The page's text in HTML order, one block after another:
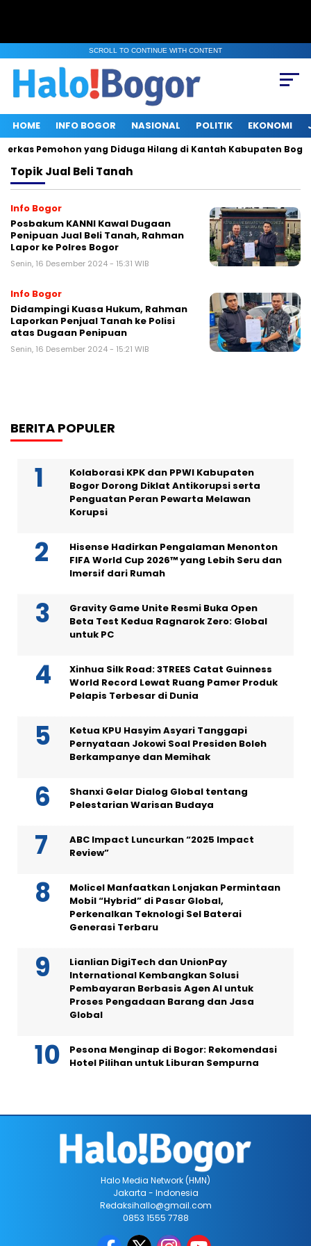
SCROLL TO CONTINUE WITH CONTENT
HOME INFO BOGOR NASIONAL POLITIK EKONOMI
Pemohon yang Diduga Hilang di Kantah Kabupaten Bogor I
TopikJual Beli Tanah
Info Bogor
Posbakum KANNI Kawal Dugaan
Penipuan Jual Beli Tanah, Rahman
Lapor ke Polres Bogor
Senin, 16 Desember 2024 - 15:31 WIB
Info Bogor
Didampingi Kuasa Hukum, Rahman
Laporkan Penjual Tanah ke Polisi
atas Dugaan Penipuan
Senin, 16 Desember 2024 - 15:21 WIB
BERITA POPULER
Kolaborasi KPK dan PPWI Kabupaten
Bogor Dorong Diklat Antikorupsi serta
Penguatan Peran Pewarta Melawan
Korupsi
Hisense Hadirkan Pengalaman Menonton
FIFA World Cup 2026™ yang Lebih Seru dan
Imersif dari Rumah
Gravity Game Unite Resmi Buka Open
Beta Test Kedua Ragnarok Zero: Global
untuk PC
Xinhua Silk Road: 3TREES Catat Guinness
World Record Lewat Ruang Pamer Produk
Pelapis Terbesar di Dunia
Ketua KPU Hasyim Asyari Tanggapi
Pernyataan Jokowi Soal Presiden Boleh
Berkampanye dan Memihak
Shanxi Gelar Dialog Global tentang
Pelestarian Warisan Budaya
ABC Impact Luncurkan “2025 Impact
Review”
Molicel Manfaatkan Lonjakan Permintaan
Mobil “Hybrid” di Pasar Global,
Perkenalkan Teknologi Sel Baterai
Generasi Terbaru
Lianlian DigiTech dan UnionPay
International Kembangkan Solusi
Pembayaran Berbasis Agen AI untuk
Proses Pengadaan Barang dan Jasa
Global
Pesona Menginap di Bogor: Rekomendasi
Hotel Pilihan untuk Liburan Sempurna
Halo Media Network (HMN)
Jakarta - Indonesia
Redaksihallo@gmail.com
0853 1555 7788